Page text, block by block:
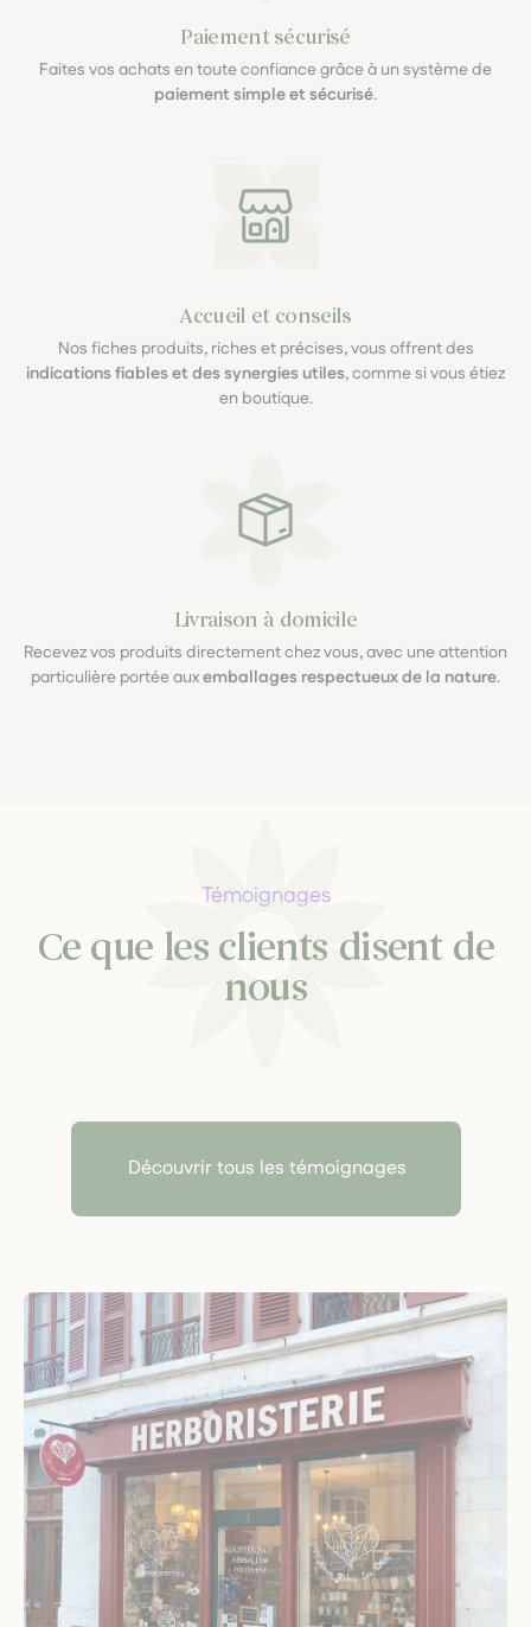
Paiement sécurisé
Faites vos achats en toute confiance grâce à un système de
paiement simple et sécurisé.
Accueil et conseils
Nos fiches produits, riches et précises, vous offrent des
indications fiables et des synergies utiles, comme si vous étiez
en boutique.
Livraison à domicile
Recevez vos produits directement chez vous, avec une attention
particulière portée auxemballages respectueux de la nature.
Témoignages
Ce que les clients disent de
nous
Découvrir tous les témoignages